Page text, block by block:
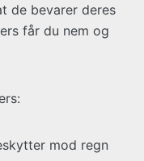
de bevarer deres
får du nem og
mod regn